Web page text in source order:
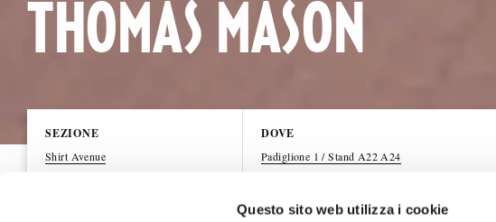
Questo sito web utilizza i cookie
THOMAS MASON
SEZIONE
Shirt Avenue
DOVE
Padiglione 1 / Stand A22 A24